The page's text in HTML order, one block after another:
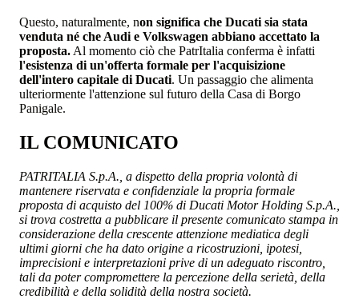
Questo, naturalmente, non significa che Ducati sia stata
venduta né che Audi e Volkswagen abbiano accettato la
proposta. Al momento ciò che PatrItalia conferma è infatti
l'esistenza di un'offerta formale per l'acquisizione
dell'intero capitale di Ducati. Un passaggio che alimenta
ulteriormente l'attenzione sul futuro della Casa di Borgo
Panigale.
IL COMUNICATO
PATRITALIA S.p.A., a dispetto della propria volontà di
mantenere riservata e confidenziale la propria formale
proposta di acquisto del 100% di Ducati Motor Holding S.p.A.,
si trova costretta a pubblicare il presente comunicato stampa in
considerazione della crescente attenzione mediatica degli
ultimi giorni che ha dato origine a ricostruzioni, ipotesi,
imprecisioni e interpretazioni prive di un adeguato riscontro,
tali da poter compromettere la percezione della serietà, della
credibilità e della solidità della nostra società.